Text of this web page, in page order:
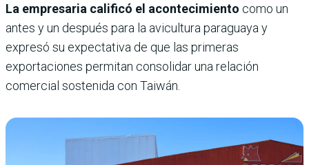
La empresaria calificó el acontecimiento como un
antes y un después para la avicultura paraguaya y
expresó su expectativa de que las primeras
exportaciones permitan consolidar una relación
comercial sostenida con Taiwán.